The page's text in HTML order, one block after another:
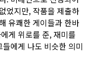
었지만, 작품을 제출하
유쾌한 게이들과 한바
게 위로를 준, 재미를
에게 나도 비슷한 의미